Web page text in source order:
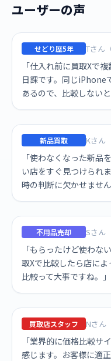
ユーザーの声
せどり歴5年 Tさん
「仕入れ前に買取Xで
日課です。同じiPhone
あるので、比較しないと
新品買取 Kさん
「使わなくなった新品
い店をすぐ見つけられ
時の判断に欠かせません
不用品売却 Sさん
「もらったけど使わな
取Xで比較したら店によ
比較って大事ですね。」
買取店スタッフ Nさん
「業界的に価格比較サ
感じます。お客様に適